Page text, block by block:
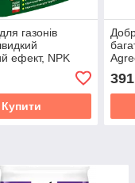
газонів
ефект, NPK
Купити
391